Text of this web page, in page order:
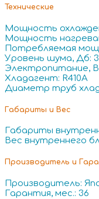
Технические
Мощность
Мощность
Потребляемая
Уровень шума, Дб:
Электропитание,
Хладагент: R410A
Диаметр труб
Габариты и Вес
Габариты
Вес внутреннего
Производитель и
Производитель:
Гарантия, мес.: 36